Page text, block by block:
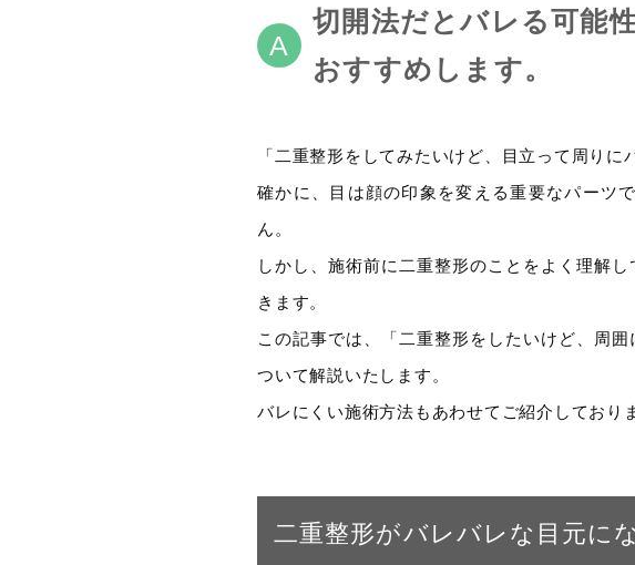
切開法だとバレる可能
おすすめします。
「二重整形をしてみたいけど、目立って周り
確かに、目は顔の印象を変える重要なパーツ
ん。
しかし、施術前に二重整形のことをよく理解
きます。
この記事では、「二重整形をしたいけど、周
ついて解説いたします。
バレにくい施術方法もあわせてご紹介しており
二重整形がバレバレな目元に